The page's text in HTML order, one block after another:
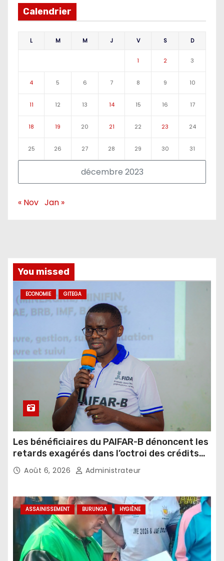
Calendrier
décembre 2023
L M M J V S D
1 2 3
4 5 6 7 8 9 10
11 12 13 14 15 16 17
18 19 20 21 22 23 24
25 26 27 28 29 30 31
« Nov Jan »
You missed
ECONOMIE GITEGA
Les bénéficiaires du PAIFAR-B dénoncent les
retards exagérés dans l’octroi des crédits
agricoles
Août 6, 2026 Administrateur
ASSAINISSEMENT BURUNGA HYGIÈNE